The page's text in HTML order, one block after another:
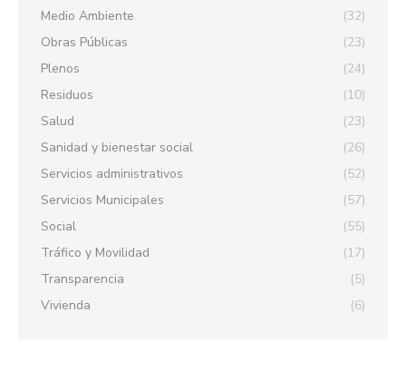
Medio Ambiente
(32)
Obras Públicas
(23)
Plenos
(24)
Residuos
(10)
Salud
(23)
Sanidad y bienestar social
(26)
Servicios administrativos
(52)
Servicios Municipales
(57)
Social
(55)
Tráfico y Movilidad
(17)
Transparencia
(5)
Vivienda
(6)